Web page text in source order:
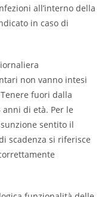
all’interno della
in caso di
non vanno intesi
fuori dalla
di età. Per le
sentito il
scadenza si riferisce